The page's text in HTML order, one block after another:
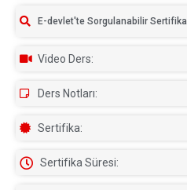
E-devlet'te Sorgulanabilir Sertifika
Video Ders:
Ders Notları:
Sertifika:
Sertifika Süresi: